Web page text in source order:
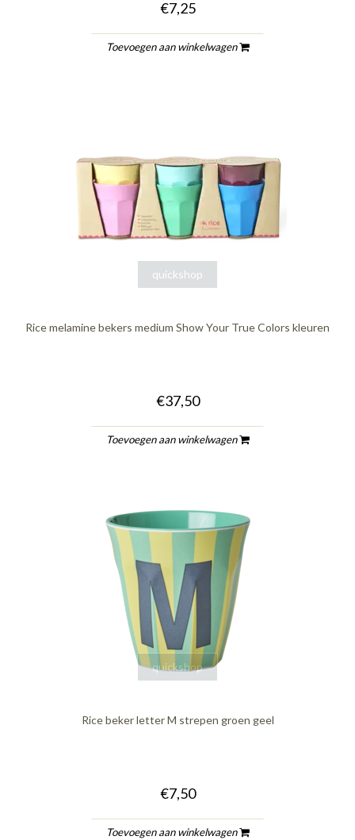
€7,25
Toevoegen aan winkelwagen
quickshop
Rice melamine bekers medium Show Your True Colors kleuren
€37,50
Toevoegen aan winkelwagen
quickshop
Rice beker letter M strepen groen geel
€7,50
Toevoegen aan winkelwagen